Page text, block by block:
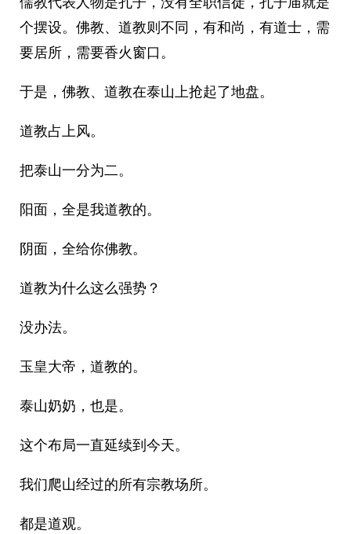
个摆设。佛教、道教则不同，有和尚，有道士，需
要居所，需要香火窗口。
于是，佛教、道教在泰山上抢起了地盘。
道教占上风。
把泰山一分为二。
阳面，全是我道教的。
阴面，全给你佛教。
道教为什么这么强势？
没办法。
玉皇大帝，道教的。
泰山奶奶，也是。
这个布局一直延续到今天。
我们爬山经过的所有宗教场所。
都是道观。